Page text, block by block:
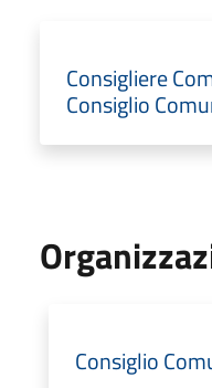
Consigliere
Consiglio
Consiglio